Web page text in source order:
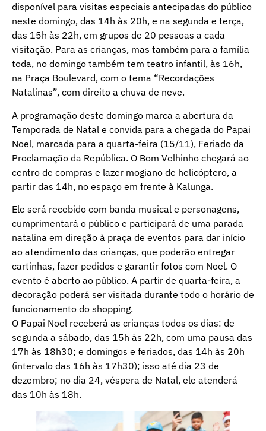
disponível para visitas especiais antecipadas do público
neste domingo, das 14h às 20h, e na segunda e terça,
das 15h às 22h, em grupos de 20 pessoas a cada
visitação. Para as crianças, mas também para a família
toda, no domingo também tem teatro infantil, às 16h,
na Praça Boulevard, com o tema “Recordações
Natalinas”, com direito a chuva de neve.
A programação deste domingo marca a abertura da
Temporada de Natal e convida para a chegada do Papai
Noel, marcada para a quarta-feira (15/11), Feriado da
Proclamação da República. O Bom Velhinho chegará ao
centro de compras e lazer mogiano de helicóptero, a
partir das 14h, no espaço em frente à Kalunga.
Ele será recebido com banda musical e personagens,
cumprimentará o público e participará de uma parada
natalina em direção à praça de eventos para dar início
ao atendimento das crianças, que poderão entregar
cartinhas, fazer pedidos e garantir fotos com Noel. O
evento é aberto ao público. A partir de quarta-feira, a
decoração poderá ser visitada durante todo o horário de
funcionamento do shopping.
O Papai Noel receberá as crianças todos os dias: de
segunda a sábado, das 15h às 22h, com uma pausa das
17h às 18h30; e domingos e feriados, das 14h às 20h
(intervalo das 16h às 17h30); isso até dia 23 de
dezembro; no dia 24, véspera de Natal, ele atenderá
das 10h às 18h.